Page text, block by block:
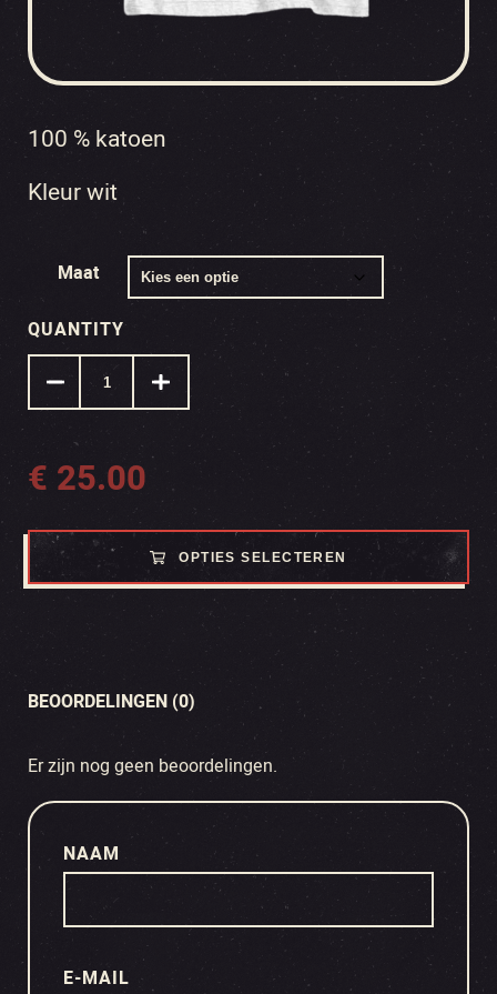
100 % katoen
Kleur wit
Maat
QUANTITY
€ 25.00
OPTIES SELECTEREN
BEOORDELINGEN (0)
Er zijn nog geen beoordelingen.
NAAM
E-MAIL